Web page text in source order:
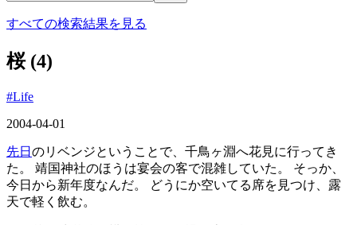
すべての検索結果を見る
桜 (4)
#Life
2004-04-01
先日 のリベンジということで、千鳥ヶ淵へ花見に行ってき
た。 靖国神社のほうは宴会の客で混雑していた。 そっか、
今日から新年度なんだ。 どうにか空いてる席を見つけ、露
天で軽く飲む。